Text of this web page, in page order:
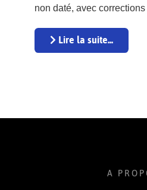
non daté, avec
Lire la suite...
A